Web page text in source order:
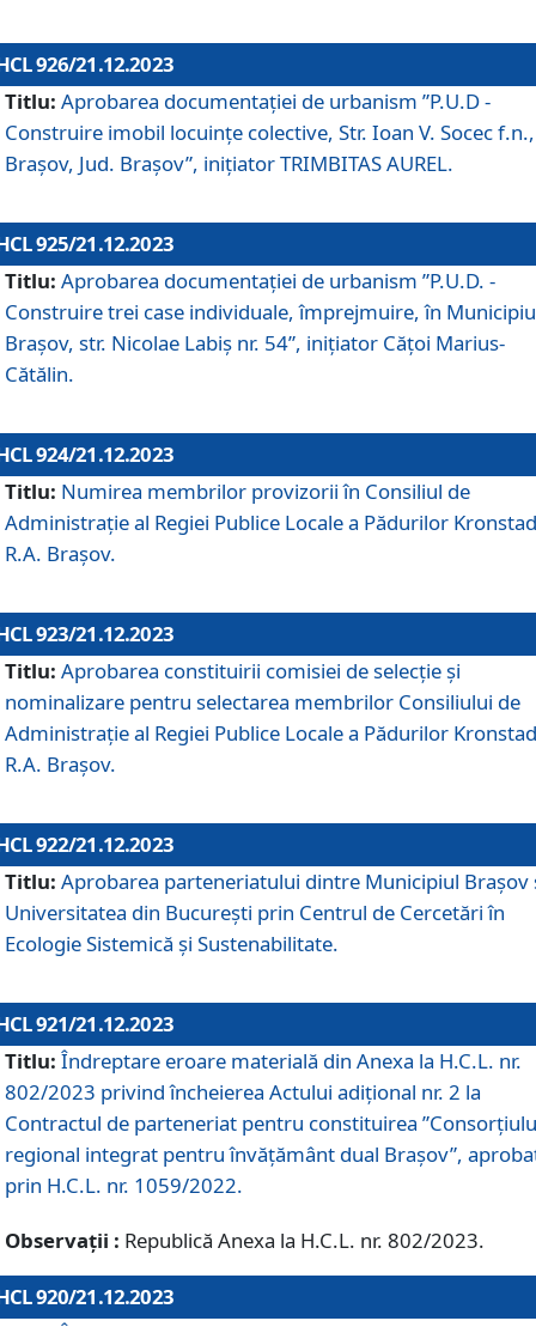
926/21.12.2023
Titlu: Aprobarea documentaţiei de urbanism ”P.U.D -
Construire imobil locuințe colective, Str. Ioan V. Socec f.n.,
Brașov, Jud. Brașov”, inițiator TRIMBITAS AUREL.
925/21.12.2023
Titlu: Aprobarea documentaţiei de urbanism ”P.U.D. -
Construire trei case individuale, împrejmuire, în
Brașov, str. Nicolae Labiș nr. 54”, inițiator Cățoi Marius-
Cătălin.
924/21.12.2023
Titlu: Numirea membrilor provizorii în Consiliul de
Administraţie al Regiei Publice Locale a Pădurilor
R.A. Brașov.
923/21.12.2023
Titlu: Aprobarea constituirii comisiei de selecție și
nominalizare pentru selectarea membrilor Consiliului de
Administrație al Regiei Publice Locale a Pădurilor
R.A. Brașov.
922/21.12.2023
Titlu: Aprobarea parteneriatului dintre Municipiul Brașov
Universitatea din București prin Centrul de Cercetări în
Ecologie Sistemică și Sustenabilitate.
921/21.12.2023
Titlu: Îndreptare eroare materială din Anexa la H.C.L. nr.
802/2023 privind încheierea Actului adițional nr. 2 la
Contractul de parteneriat pentru constituirea
regional integrat pentru învățământ dual Brașov”,
prin H.C.L. nr. 1059/2022.
Observații : Republică Anexa la H.C.L. nr. 802/2023.
920/21.12.2023